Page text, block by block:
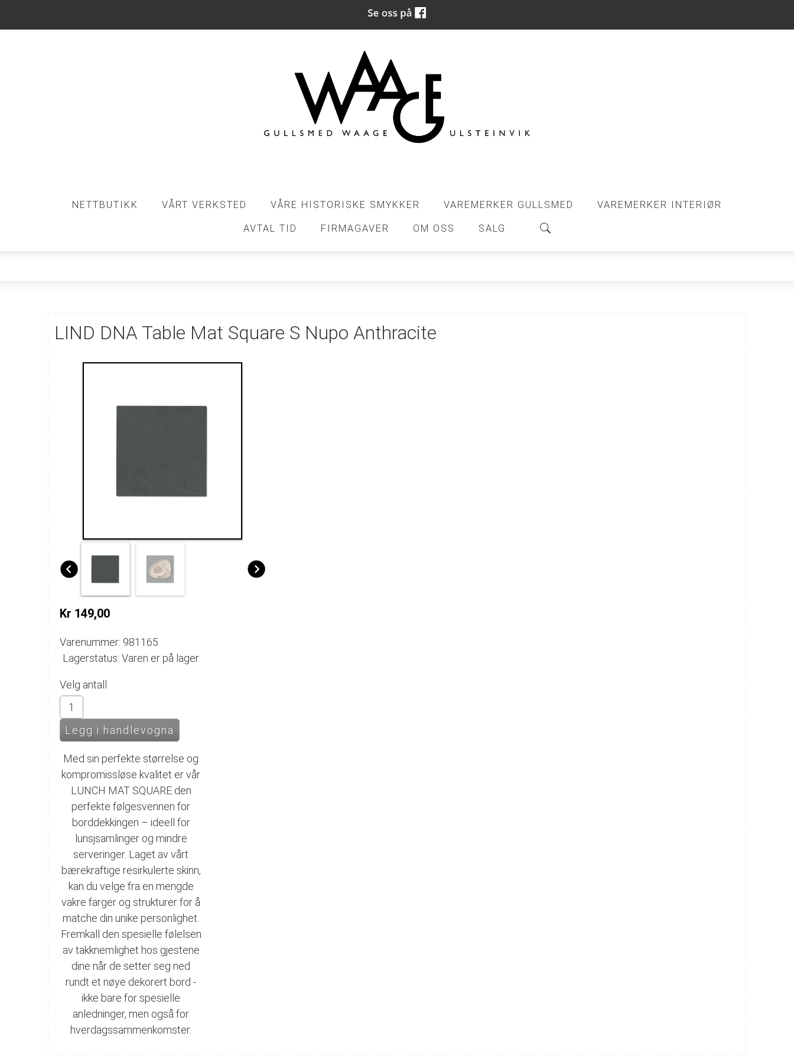
NETTBUTIKK VÅRT VERKSTED VÅRE HISTORISKE SMYKKER VAREMERKER GULLSMED VAREMERKER INTERIØR
AVTAL TID FIRMAGAVER OM OSS SALG
LIND DNA Table Mat Square S Nupo Anthracite
Kr 149,00
Varenummer: 981165
Lagerstatus: Varen er på lager
Velg antall
Med sin perfekte størrelse og
kompromissløse kvalitet er vår
LUNCH MAT SQUARE den
perfekte følgesvennen for
borddekkingen – ideell for
lunsjsamlinger og mindre
serveringer. Laget av vårt
bærekraftige resirkulerte skinn,
kan du velge fra en mengde
vakre farger og strukturer for å
matche din unike personlighet.
Fremkall den spesielle følelsen
av takknemlighet hos gjestene
dine når de setter seg ned
rundt et nøye dekorert bord -
ikke bare for spesielle
anledninger, men også for
hverdagssammenkomster.